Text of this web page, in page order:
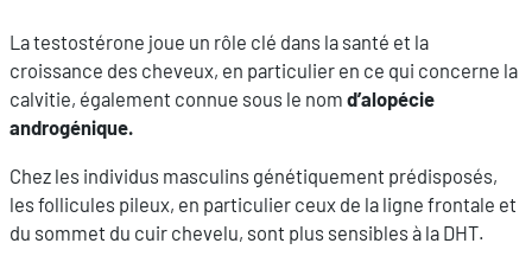
La testostérone joue un rôle clé dans la santé et la
croissance des cheveux, en particulier en ce qui concerne la
calvitie, également connue sous le nom d’alopécie
androgénique.
Chez les individus masculins génétiquement prédisposés,
les follicules pileux, en particulier ceux de la ligne frontale et
du sommet du cuir chevelu, sont plus sensibles à la DHT.